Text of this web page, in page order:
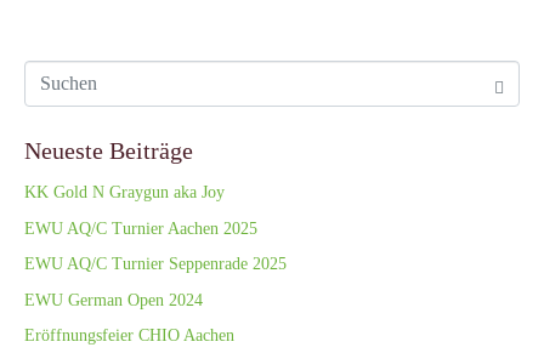
Neueste Beiträge
KK Gold N Graygun aka Joy
EWU AQ/C Turnier Aachen 2025
EWU AQ/C Turnier Seppenrade 2025
EWU German Open 2024
Eröffnungsfeier CHIO Aachen